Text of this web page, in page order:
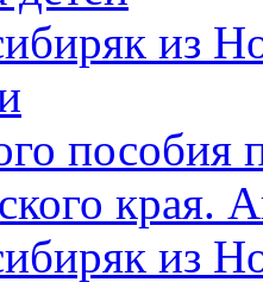
из
пособия
края.
из